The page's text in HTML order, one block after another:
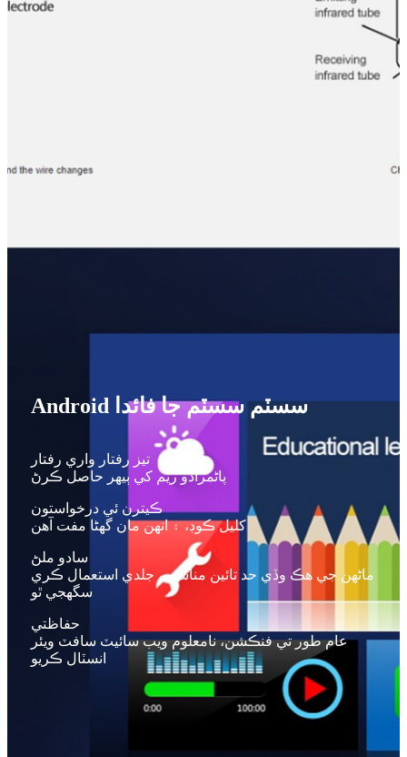
Android سسٽم سسٽم جا فائدا
تيز رفتار واري رفتار
پاڻمرادو ريم کي ٻيهر حاصل ڪرڻ
ڪيترن ئي درخواستون
کليل ڪوڊ، ۽ انهن مان گهڻا مفت آهن
سادو ملڻ
ماڻهن جي هڪ وڏي حد تائين مناسب، جلدي استعمال ڪري
سگهجي ٿو
حفاظتي
عام طور تي فنڪشن، نامعلوم ويب سائيٽ سافٽ ويئر
انسٽال ڪريو